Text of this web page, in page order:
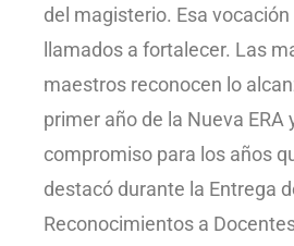
del magisterio. Esa
llamados a fortalecer. Las
maestros reconocen lo
primer año de la Nueva ERA
compromiso para los años
destacó durante la Entrega
Reconocimientos a